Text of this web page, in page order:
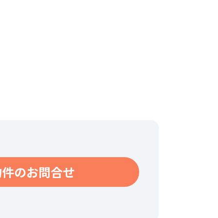
のお問合せ